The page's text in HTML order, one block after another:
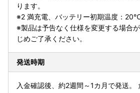
ります。
※2 満充電、バッテリー初期温度：
※製品は予告なく仕様を変更する場合
じめご了承ください。
発送時期
入金確認後、約2週間～1カ月で発送。